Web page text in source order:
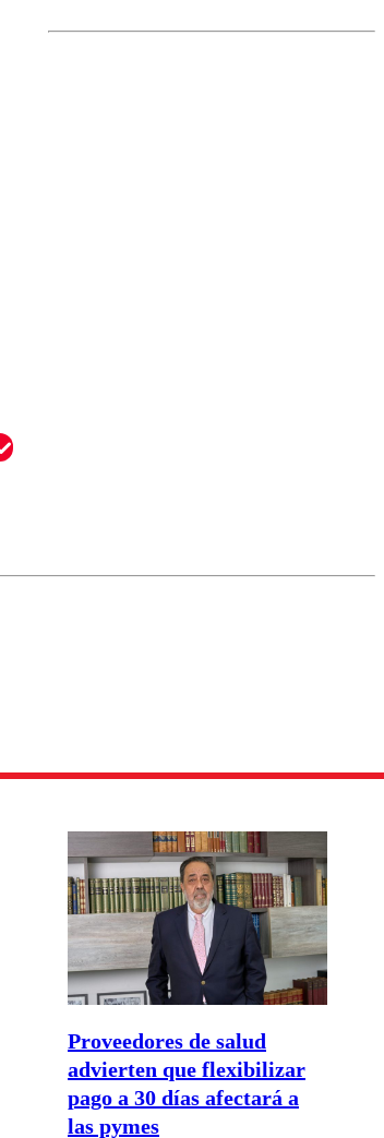
el fin de la
Proveedores de salud
advierten que flexibilizar
pago a 30 días afectará a
las pymes